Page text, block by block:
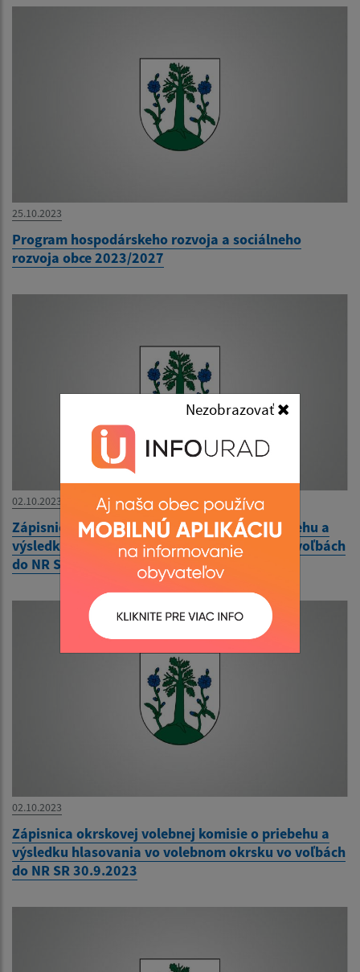
Nezobrazovať
25.10.2023
Program hospodárskeho rozvoja a sociálneho
rozvoja obce 2023/2027
02.10.2023
Zápisnica okrskovej volebnej komisie o priebehu a
výsledku hlasovania vo volebnom okrsku vo voľbách
do NR SR 30.9.2023
02.10.2023
Zápisnica okrskovej volebnej komisie o priebehu a
výsledku hlasovania vo volebnom okrsku vo voľbách
do NR SR 30.9.2023